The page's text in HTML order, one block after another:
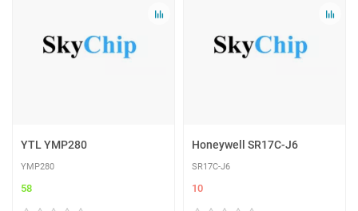
YTL YMP280
YMP280
58
Honeywell SR17C-J6
SR17C-J6
10